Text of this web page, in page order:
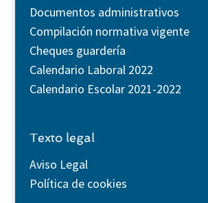
Documentos administrativos
Compilación normativa vigente
Cheques guardería
Calendario Laboral 2022
Calendario Escolar 2021-2022
Texto legal
Aviso Legal
Política de cookies